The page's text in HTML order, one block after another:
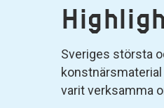
Sveriges största
varit verksamma